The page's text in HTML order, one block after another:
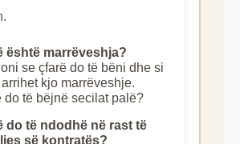
është marrëveshja?
se çfarë do të bëni dhe si
kjo marrëveshje.
do të bëjnë secilat palë?
do të ndodhë në rast të
së kontratës?